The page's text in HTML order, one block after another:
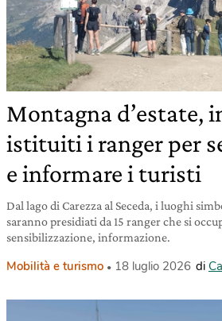
Montagna d’estate,
istituiti i ranger per
e informare i turisti
Dal lago di Carezza al Seceda, i luoghi
saranno presidiati da 15 ranger che si
sensibilizzazione, informazione.
Mobilità e turismo 18 luglio 2026 di